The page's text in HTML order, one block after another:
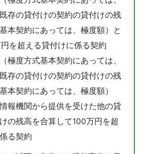
存の貸付けの契約の貸付けの残
本契約にあっては、極度額）と
を超える貸付けに係る契約
極度方式基本契約にあっては、
存の貸付けの契約の貸付けの残
本契約にあっては、極度額）
報機関から提供を受けた他の貸
の残高を合算して100万円を超
る契約